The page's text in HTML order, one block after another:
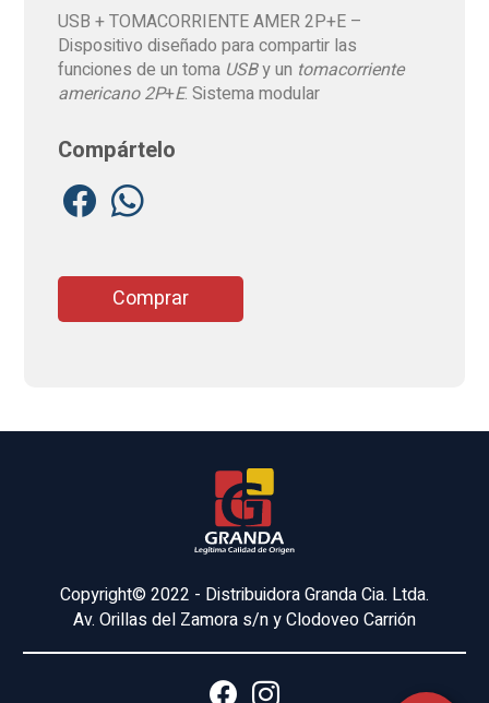
USB + TOMACORRIENTE AMER 2P+E –
Dispositivo diseñado para compartir las
funciones de un toma USBy un tomacorriente
americano 2P+E. Sistema modular
Compártelo
Comprar
Copyright© 2022 - Distribuidora Granda Cia. Ltda.
Av. Orillas del Zamora s/n y Clodoveo Carrión